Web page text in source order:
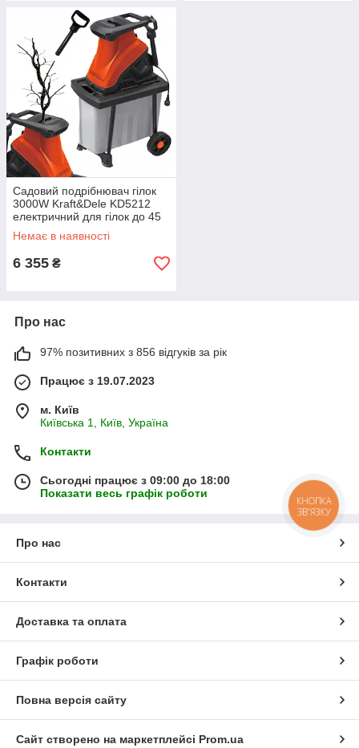
Садовий подрібнювач гілок
3000W Kraft&Dele KD5212
електричний для гілок до 45
мм
Немає в наявності
6 355 ₴
Про нас
97% позитивних з 856 відгуків за рік
Працює з 19.07.2023
м. Київ
Київська 1, Київ, Україна
Контакти
Сьогодні працює з 09:00 до 18:00
Показати весь графік роботи
Про нас
Контакти
Доставка та оплата
Графік роботи
Повна версія сайту
Сайт створено на маркетплейсі Prom.ua
КНОПКА
ЗВ'ЯЗКУ